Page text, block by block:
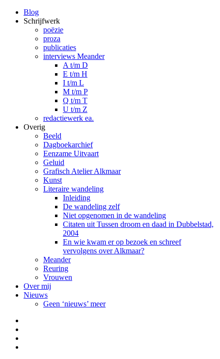
Blog
Schrijfwerk
poëzie
proza
publicaties
interviews Meander
A t/m D
E t/m H
I t/m L
M t/m P
Q t/m T
U t/m Z
redactiewerk ea.
Overig
Beeld
Dagboekarchief
Eenzame Uitvaart
Geluid
Grafisch Atelier Alkmaar
Kunst
Literaire wandeling
Inleiding
De wandeling zelf
Niet opgenomen in de wandeling
Citaten uit Tussen droom en daad in Dubbelstad,
2004
En wie kwam er op bezoek en schreef
vervolgens over Alkmaar?
Meander
Reuring
Vrouwen
Over mij
Nieuws
Geen ‘nieuws’ meer